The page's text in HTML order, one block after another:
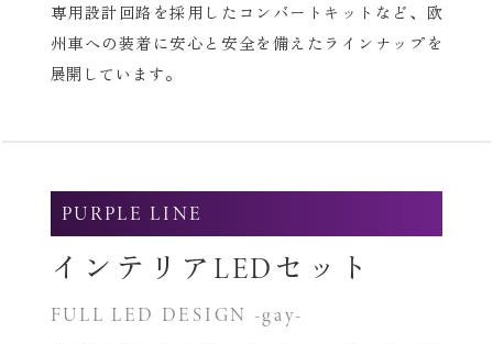
専用設計回路を採用したコンバートキットなど、 欧
州車への装着に安心と安全を備えたラインナップを
展開しています。
PURPLE LINE
インテリアLEDセット
FULL LED DESIGN -gay-